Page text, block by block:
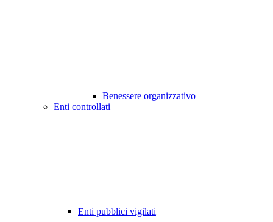
Benessere organizzativo
Enti controllati
Enti pubblici vigilati